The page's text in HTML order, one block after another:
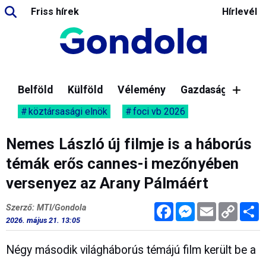
Friss hírek Hírlevél
Belföld Külföld Vélemény Gazdaság
köztársasági elnök foci vb 2026
Nemes László új filmje is a háborús
témák erős cannes-i mezőnyében
versenyez az Arany Pálmáért
FacebookMessenger
Email Copy
Link
Szerző: MTI/Gondola
2026. május 21. 13:05
Négy második világháborús témájú film került be a